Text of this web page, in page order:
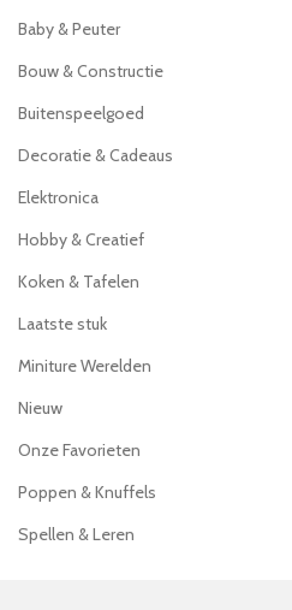
Baby & Peuter
Bouw & Constructie
Buitenspeelgoed
Decoratie & Cadeaus
Elektronica
Hobby & Creatief
Koken & Tafelen
Laatste stuk
Miniture Werelden
Nieuw
Onze Favorieten
Poppen & Knuffels
Spellen & Leren